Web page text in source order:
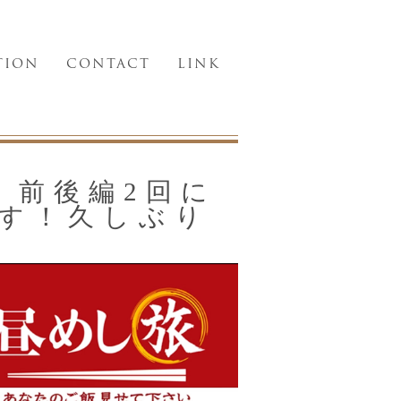
CONTACT LINK
後編2回に
！久しぶり